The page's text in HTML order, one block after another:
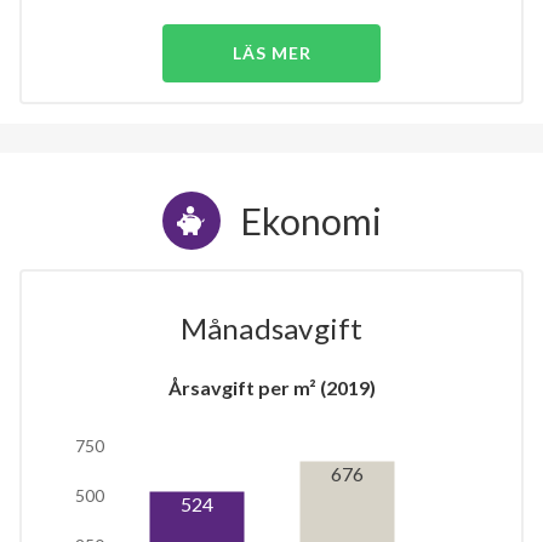
LÄS MER
Ekonomi
Månadsavgift
Årsavgift per m² (2019)
500
750
524
676